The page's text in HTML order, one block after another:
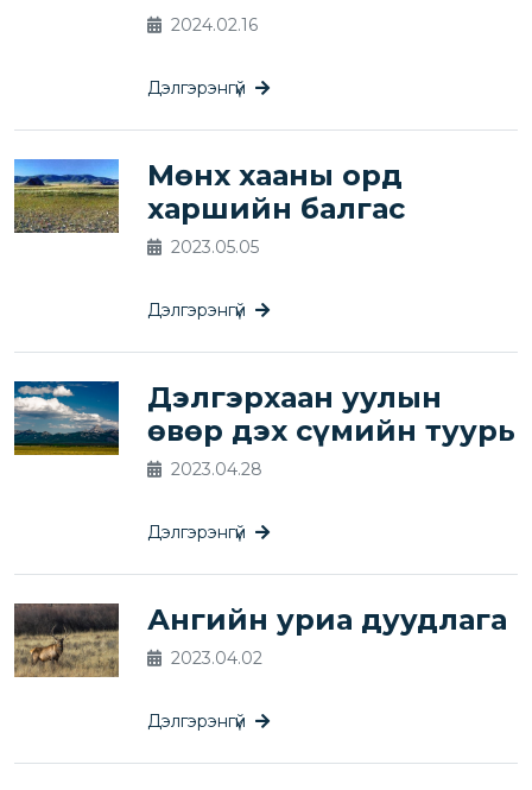
2024.02.16
Дэлгэрэнгүй
Мөнх хааны орд
харшийн балгас
2023.05.05
Дэлгэрэнгүй
Дэлгэрхаан уулын
өвөр дэх сүмийн туурь
2023.04.28
Дэлгэрэнгүй
Ангийн уриа дуудлага
2023.04.02
Дэлгэрэнгүй